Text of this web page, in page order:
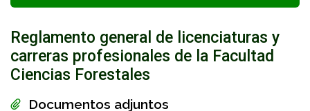
INVESTIGACIÓN
EXTENSIÓN
Reglamento general de licenciaturas y
carreras profesionales de la Facultad
Ciencias Forestales
Documentos adjuntos